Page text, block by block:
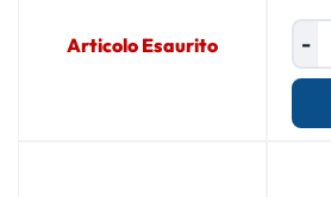
Articolo Esaurito